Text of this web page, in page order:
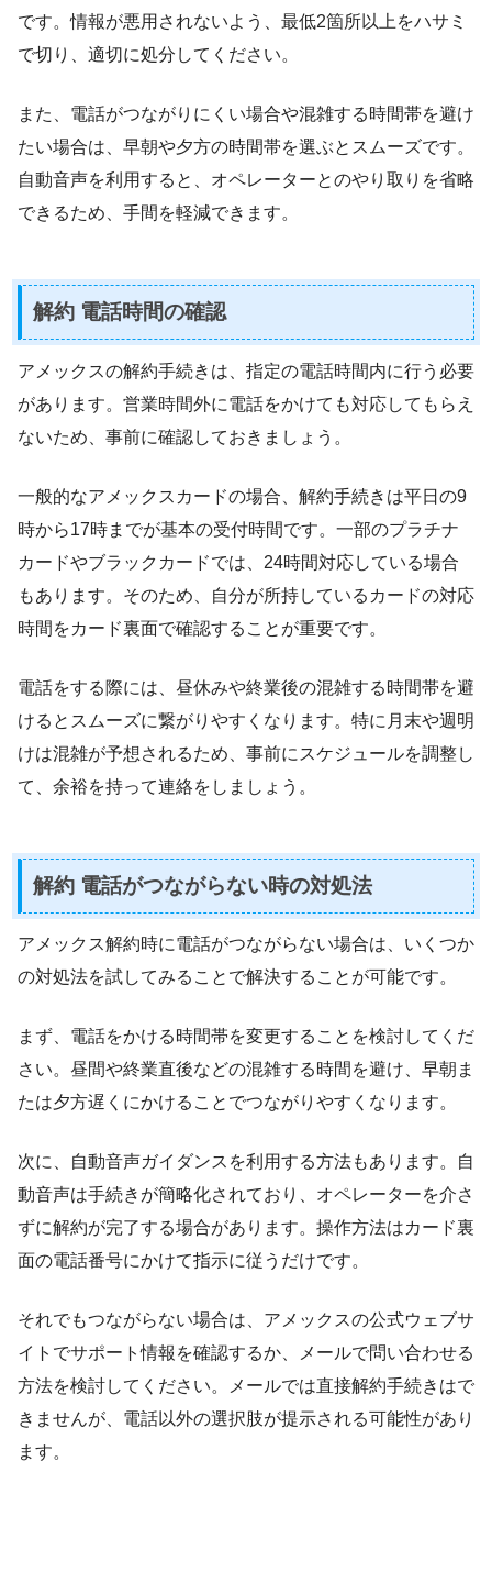
です。情報が悪用されないよう、最低2箇所以上をハサミ
で切り、適切に処分してください。
また、電話がつながりにくい場合や混雑する時間帯を避け
たい場合は、早朝や夕方の時間帯を選ぶとスムーズです。
自動音声を利用すると、オペレーターとのやり取りを省略
できるため、手間を軽減できます。
解約 電話時間の確認
アメックスの解約手続きは、指定の電話時間内に行う必要
があります。営業時間外に電話をかけても対応してもらえ
ないため、事前に確認しておきましょう。
一般的なアメックスカードの場合、解約手続きは平日の9
時から17時までが基本の受付時間です。一部のプラチナ
カードやブラックカードでは、24時間対応している場合
もあります。そのため、自分が所持しているカードの対応
時間をカード裏面で確認することが重要です。
電話をする際には、昼休みや終業後の混雑する時間帯を避
けるとスムーズに繋がりやすくなります。特に月末や週明
けは混雑が予想されるため、事前にスケジュールを調整し
て、余裕を持って連絡をしましょう。
解約 電話がつながらない時の対処法
アメックス解約時に電話がつながらない場合は、いくつか
の対処法を試してみることで解決することが可能です。
まず、電話をかける時間帯を変更することを検討してくだ
さい。昼間や終業直後などの混雑する時間を避け、早朝ま
たは夕方遅くにかけることでつながりやすくなります。
次に、自動音声ガイダンスを利用する方法もあります。自
動音声は手続きが簡略化されており、オペレーターを介さ
ずに解約が完了する場合があります。操作方法はカード裏
面の電話番号にかけて指示に従うだけです。
それでもつながらない場合は、アメックスの公式ウェブサ
イトでサポート情報を確認するか、メールで問い合わせる
方法を検討してください。メールでは直接解約手続きはで
きませんが、電話以外の選択肢が提示される可能性があり
ます。